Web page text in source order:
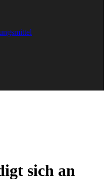
sich an